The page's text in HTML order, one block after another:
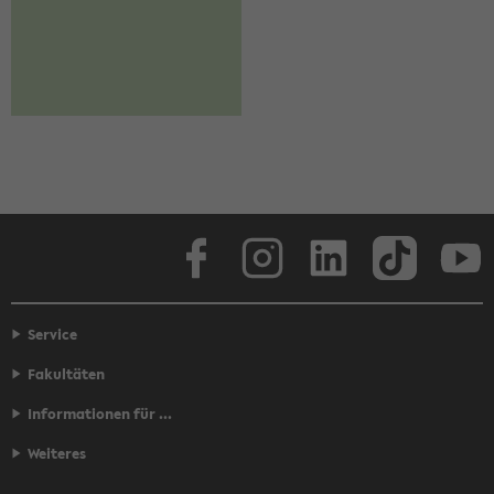
Face­book
Service
Fakultäten
Informationen für ...
Weiteres